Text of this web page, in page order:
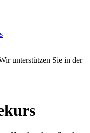
unterstützen Sie in der